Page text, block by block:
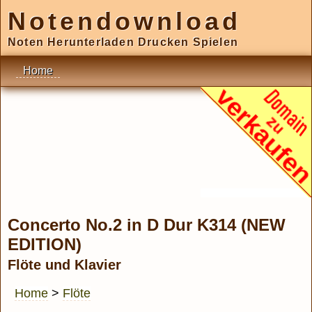
Notendownload
Noten Herunterladen Drucken Spielen
Home
Concerto No.2 in D Dur K314 (NEW
EDITION)
Flöte und Klavier
Home > Flöte